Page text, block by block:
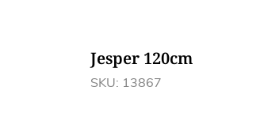
Tuinstoelen
Ligbedden
Jesper 120cm
SKU: 13867